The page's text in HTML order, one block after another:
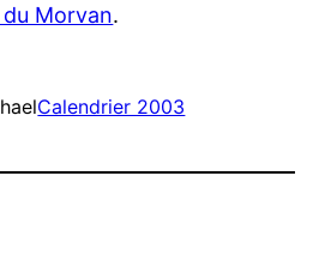
du Morvan.
Calendrier 2003